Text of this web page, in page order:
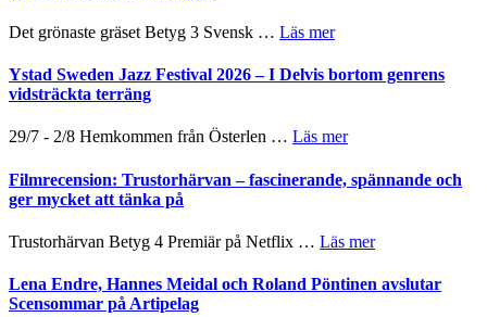
Fox
Mulder
Dana
Scully
filmprogram
Kulturs
Det grönaste gräset Betyg 3 Svensk … Läs merom
Det
grönaste
en
och
kompott
Ystad Sweden Jazz Festival 2026 – I Delvis bortom genrens
vidsträckta terräng
29/7 - 2/8 Hemkommen från Österlen … Läs merom
Sweden
Jazz
–
Delvis
Filmrecension: Trustorhärvan – fascinerande, spännande och
ger mycket att tänka på
Trustorhärvan Betyg 4 Premiär på Netflix … Läs merom
Trustorhärvan
Lena Endre, Hannes Meidal och Roland Pöntinen avslutar
Scensommar på Artipelag